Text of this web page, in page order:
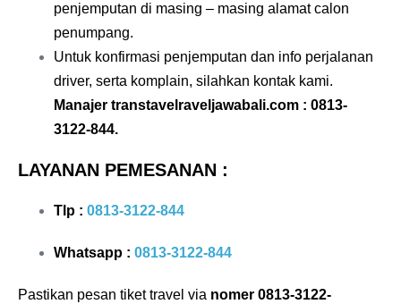
penjemputan di masing – masing alamat calon
penumpang.
Untuk konfirmasi penjemputan dan info perjalanan
driver, serta komplain, silahkan kontak kami.
Manajer transtavelraveljawabali.com : 0813-
3122-844.
LAYANAN PEMESANAN :
Tlp : 0813-3122-844
Whatsapp : 0813-3122-844
Pastikan pesan tiket travel via nomer 0813-3122-